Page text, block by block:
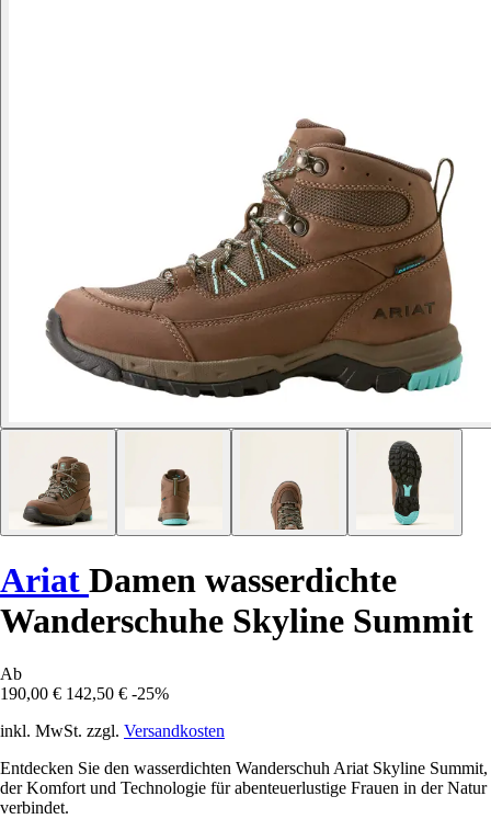
Ariat Damen wasserdichte
Wanderschuhe Skyline Summit
Ab
190,00 € 142,50 € -25%
inkl. MwSt. zzgl. Versandkosten
Entdecken Sie den wasserdichten Wanderschuh Ariat Skyline Summit,
der Komfort und Technologie für abenteuerlustige Frauen in der Natur
verbindet.